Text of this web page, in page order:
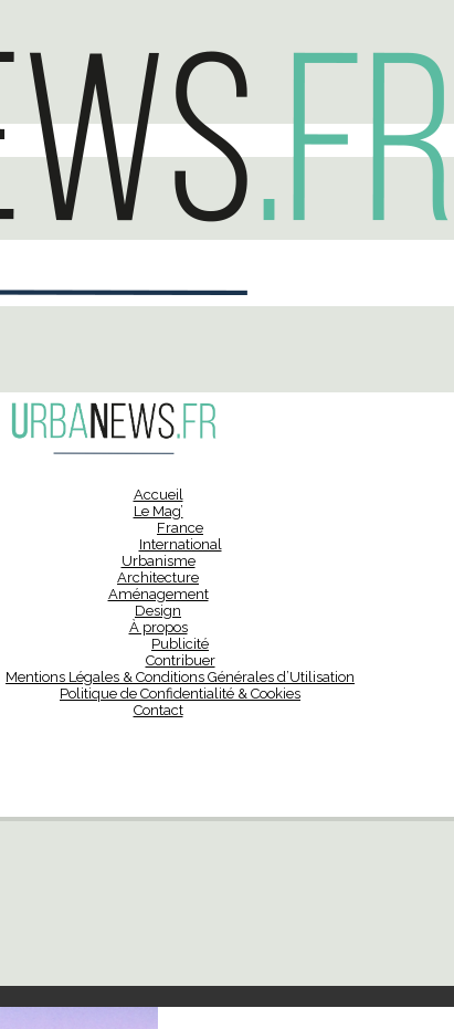
Accueil
Le Mag’
France
International
Urbanisme
Architecture
Aménagement
Design
À propos
Publicité
Contribuer
Mentions Légales & Conditions Générales d’Utilisation
Politique de Confidentialité & Cookies
Contact